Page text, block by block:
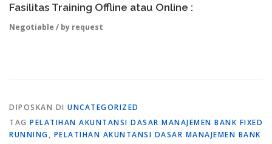
Fasilitas Training Offline atau Online :
Negotiable / by request
DIPOSKAN DI UNCATEGORIZED
TAG PELATIHAN AKUNTANSI DASAR MANAJEMEN BANK FIXED
RUNNING, PELATIHAN AKUNTANSI DASAR MANAJEMEN BANK